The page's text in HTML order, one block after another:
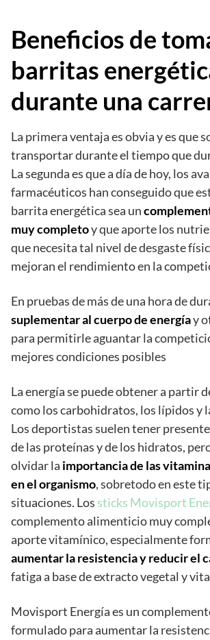
Beneficios de
barritas
durante una
La primera ventaja es obvia y es que
transportar durante el tiempo que
La segunda es que a día de hoy, los
farmacéuticos han conseguido que
barrita energética sea un
muy completoy que aporte los
que necesita tal nivel de desgaste
mejoran el rendimiento en la
En pruebas de más de una hora de
suplementar al cuerpo de energíay
para permitirle aguantar la
mejores condiciones posibles
La energía se puede obtener a partir
como los carbohidratos, los lípidos y
Los deportistas suelen tener
de las proteínas y de los hidratos,
olvidar la importancia de las
en el organismo, sobretodo en este
situaciones. Los sticks Movisport
complemento alimenticio muy
aporte vitamínico, especialmente
aumentar la resistencia y reducir el
fatiga a base de extracto vegetal y
Movisport Energíaes un
formulado para aumentar la